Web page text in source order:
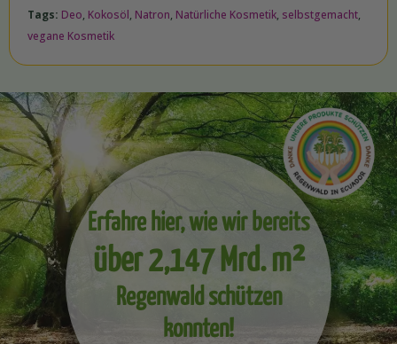
Tags: Deo, Kokosöl, Natron, Natürliche Kosmetik, selbstgemacht,
vegane Kosmetik
Erfahre hier, wie wir bereits
über 2,147 Mrd. m²
Regenwald schützen
konnten!